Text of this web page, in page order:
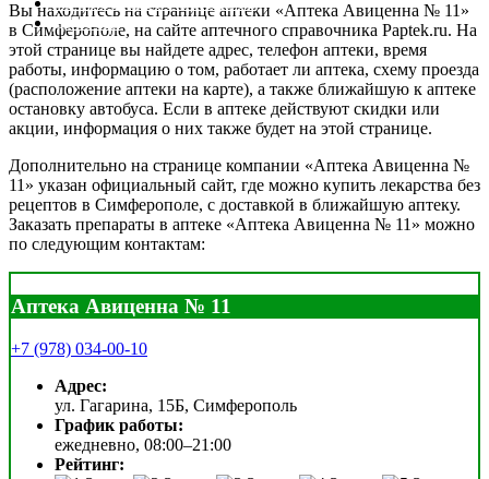
ДРУГИЕ
Вы находитесь на странице аптеки «Аптека Авиценна № 11»
в Симферополе, на сайте аптечного справочника Paptek.ru. На
этой странице вы найдете адрес, телефон аптеки, время
работы, информацию о том, работает ли аптека, схему проезда
(расположение аптеки на карте), а также ближайшую к аптеке
остановку автобуса. Если в аптеке действуют скидки или
акции, информация о них также будет на этой странице.
Дополнительно на странице компании «Аптека Авиценна №
11» указан официальный сайт, где можно купить лекарства без
рецептов в Симферополе, с доставкой в ближайшую аптеку.
Заказать препараты в аптеке «Аптека Авиценна № 11» можно
по следующим контактам:
Аптека Авиценна № 11
+7 (978) 034-00-10
Адрес:
ул. Гагарина, 15Б, Симферополь
График работы:
ежедневно, 08:00–21:00
Рейтинг: